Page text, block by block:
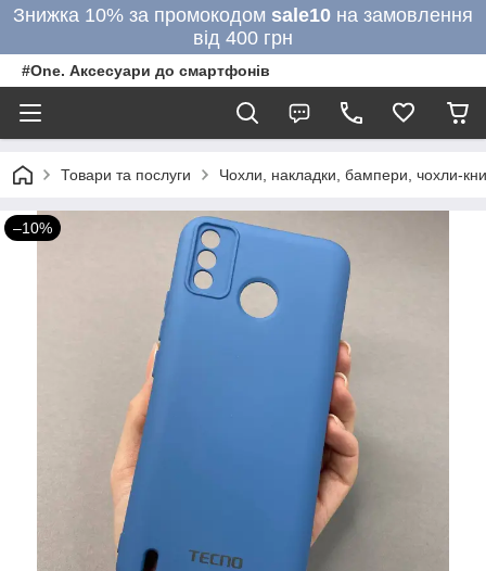
Знижка 10% за промокодом sale10 на замовлення
від 400 грн
#One. Аксесуари до смартфонів
Товари та послуги Чохли, накладки, бампери, чохли-
–10%